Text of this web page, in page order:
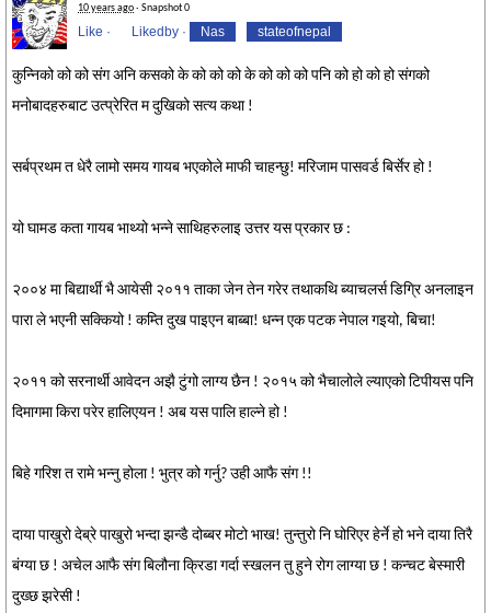
10 years ago· Snapshot 0
Like · Likedby · Nas stateofnepal
कुन्निको को को संग अनि कसको के को को को के को को को पनि को हो को हो संगको
मनोबादहरुबाट उत्प्रेरित म दुखिको सत्य कथा !
सर्बप्रथम त धेरै लामो समय गायब भएकोले माफी चाहन्छु! मरिजाम पासवर्ड बिर्सेर हो !
यो घामड कता गायब भाथ्यो भन्ने साथिहरुलाइ उत्तर यस प्रकार छ :
२००४ मा बिद्यार्थी भै आयेसी २०११ ताका जेन तेन गरेर तथाकथि ब्याचलर्स डिग्रि अनलाइन
पारा ले भएनी सक्कियो ! कम्ति दुख पाइएन बाब्बा! धन्न एक पटक नेपाल गइयो, बिचा!
२०११ को सरनार्थी आवेदन अझै टुंगो लाग्य छैन ! २०१५ को भैचालोले ल्याएको टिपीयस पनि
दिमागमा किरा परेर हालिएयन ! अब यस पालि हाल्ने हो !
बिहे गरिश त रामे भन्नु होला ! भुत्र को गर्नु? उही आफै संग !!
दाया पाखुरो देब्रे पाखुरो भन्दा झन्डै दोब्बर मोटो भाख! तुन्तुरो नि घोरिएर हेर्ने हो भने दाया तिरै
बंग्या छ ! अचेल आफै संग बिलौना क्रिडा गर्दा स्खलन तु हुने रोग लाग्या छ ! कन्चट बेस्मारी
दुख्छ झरेसी !